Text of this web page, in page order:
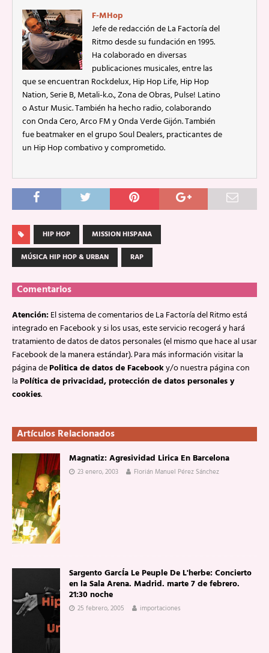
F-MHop
Jefe de redacción de La Factoría del
Ritmo desde su fundación en 1995.
Ha colaborado en diversas
publicaciones musicales, entre las
que se encuentran Rockdelux, Hip Hop Life, Hip Hop
Nation, Serie B, Metali-k.o., Zona de Obras, Pulse! Latino
o Astur Music. También ha hecho radio, colaborando
con Onda Cero, Arco FM y Onda Verde Gijón. También
fue beatmaker en el grupo Soul Dealers, practicantes de
un Hip Hop combativo y comprometido.
HIP HOP
MISSION HISPANA
MÚSICA HIP HOP & URBAN
RAP
Comentarios
Atención:El sistema de comentarios de La Factoría del Ritmo está
integrado en Facebook y si los usas, este servicio recogerá y hará
tratamiento de datos de datos personales (el mismo que hace al usar
Facebook de la manera estándar). Para más información visitar la
página dePolitica de datos de Facebooky/o nuestra página con
laPolítica de privacidad, protección de datos personales y
cookies.
Artículos Relacionados
Magnatiz: Agresividad Lirica En Barcelona
23 enero, 2003 Florián Manuel Pérez Sánchez
Sargento GarcÍa Le Peuple De L'herbe: Concierto
en la Sala Arena. Madrid. marte 7 de febrero.
21:30 noche
25 febrero, 2005 importaciones